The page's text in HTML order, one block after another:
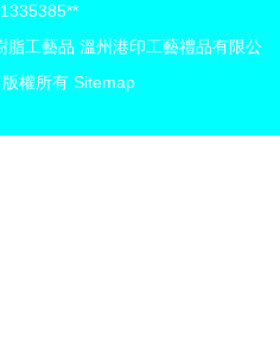
脂工藝品 溫州港印工藝禮品有限公
版權所有 Sitemap